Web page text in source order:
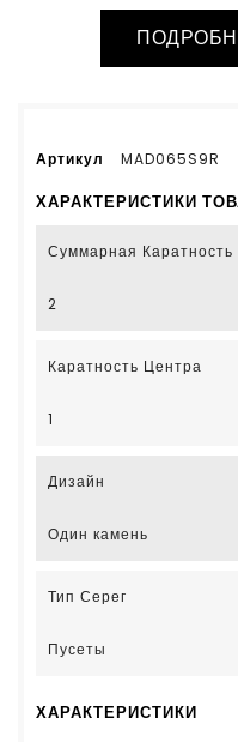
Артикул MAD065S9R
ХАРАКТЕРИСТИКИ
Суммарная Каратность
2
Каратность Центра
1
Дизайн
Один камень
Тип Серег
Пусеты
ХАРАКТЕРИСТИКИ